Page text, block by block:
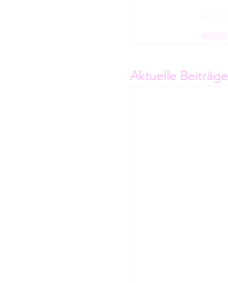
Aktuelle Beiträge